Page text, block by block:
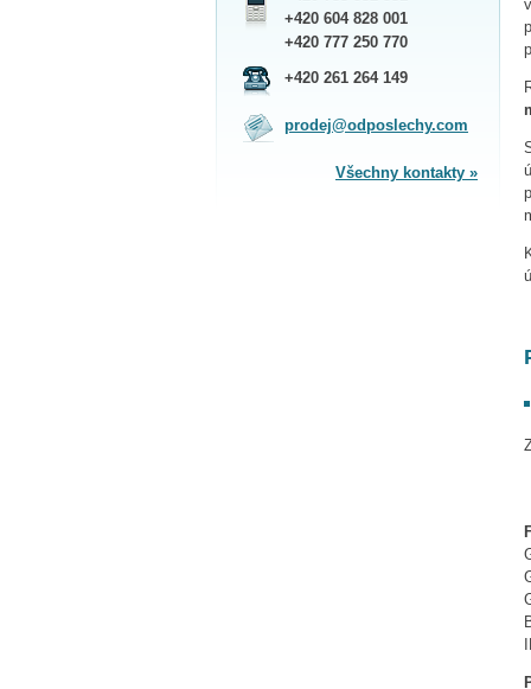
službou PPL.
SHOWROOM PRAHA
Náš sortiment si můžete
prohlédnout, vyzkoušet a zakoupit
Jsme zkušení odborníci a rádi vám s
+420 604 828 001
+420 777 250 770
+420 261 264 149
prodej@odposlechy.com
Všechny kontakty »